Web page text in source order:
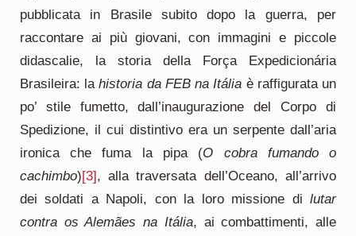
pubblicata in Brasile subito dopo la guerra, per
raccontare ai più giovani, con immagini e piccole
didascalie, la storia della Força Expedicionária
Brasileira: lahistoria da FEB na Itália è raffigurata un
po’ stile fumetto, dall’inaugurazione del Corpo di
Spedizione, il cui distintivo era un serpente dall’aria
ironica che fuma la pipa (O cobra fumando o
cachimbo)[3], alla traversata dell’Oceano, all’arrivo
dei soldati a Napoli, con la loro missione dilutar
contra os Alemães na Itália, ai combattimenti, alle